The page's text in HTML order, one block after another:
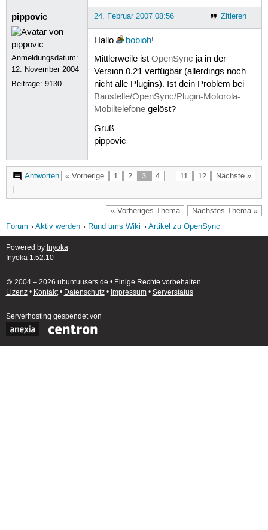
pippovic
Anmeldungsdatum:
12. November 2004
Beiträge:9130
Zitieren
24. Februar 2007 08:56
Hallo bobioh!
Mittlerweile ist OpenSync ja in der
Version 0.21 verfügbar (allerdings noch
nicht alle Plugins). Ist dein Problem bei
Baustelle/OpenSync/Plugin-Motorola-
Mobiltelefonegelöst?
Gruß
pippovic
« Vorherige 1 2 3 4 … 11 12 Nächste »
Antworten
|
« Vorheriges Thema Nächstes Thema »
Forum Aktiv werden Rund ums Wiki Artikel zu OpenSync
Powered by Inyoka
Inyoka 1.52.10
🄯 2004 – 2026 ubuntuusers.de • Einige Rechte vorbehalten
Lizenz• Kontakt• Datenschutz• Impressum• Serverstatus
Serverhosting gespendet von